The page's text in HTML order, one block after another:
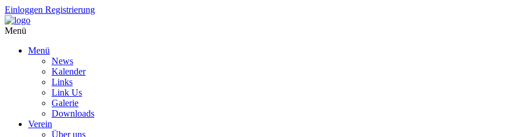
Einloggen Registrierung
Menü
Menü
News
Kalender
Links
Link Us
Galerie
Downloads
Verein
Über uns